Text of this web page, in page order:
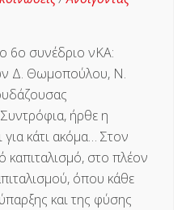
6ο συνέδριο νΚΑ:
Δ. Θωμοπούλου, Ν.
ήρθε η
για κάτι ακόμα… Στον
στο πλέον
όπου κάθε
και της φύσης